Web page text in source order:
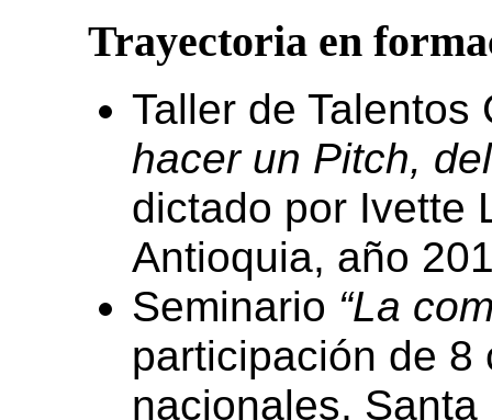
Trayectoria en
Taller de
hacer un Pitch,
dictado por Ivette
Antioquia, año
Seminario “La
participación de 8
nacionales,